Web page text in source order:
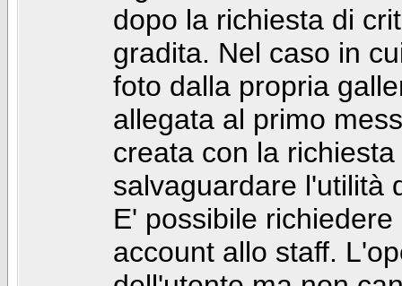
dopo la richiesta di
gradita. Nel caso in
foto dalla propria
allegata al primo
creata con la
salvaguardare l'utilità
E' possibile
account allo staff.